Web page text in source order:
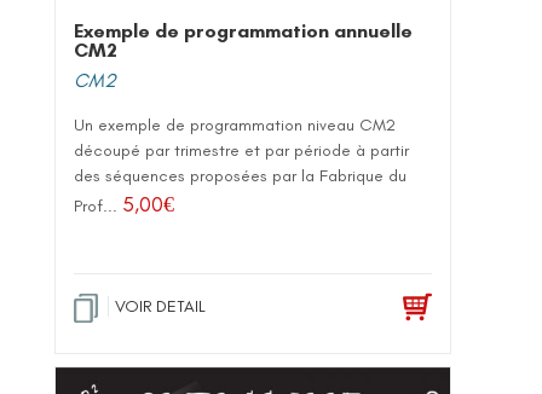
Exemple de programmation annuelle
CM2
CM2
Un exemple de programmation niveau CM2
découpé par trimestre et par période à partir
des séquences proposées par la Fabrique du
Prof... 5,00€
VOIR DETAIL